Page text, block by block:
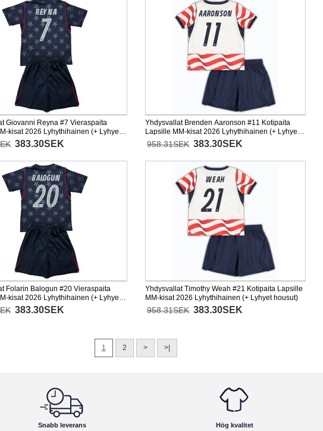
Giovanni Reyna #7 Vieraspaita
kisat 2026 Lyhythihainen (+ Lyhyet
383.30SEK
Yhdysvallat Brenden Aaronson #11 Kotipaita
Lapsille MM-kisat 2026 Lyhythihainen (+ Lyhyet
housut)
958.31SEK 383.30SEK
Folarin Balogun #20 Vieraspaita
kisat 2026 Lyhythihainen (+ Lyhyet
383.30SEK
Yhdysvallat Timothy Weah #21 Kotipaita Lapsille
MM-kisat 2026 Lyhythihainen (+ Lyhyet housut)
958.31SEK 383.30SEK
1 2 > >|
Snabb leverans Hög kvalitet